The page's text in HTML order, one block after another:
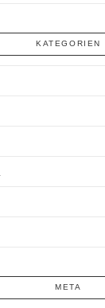
KATEGORIEN
META